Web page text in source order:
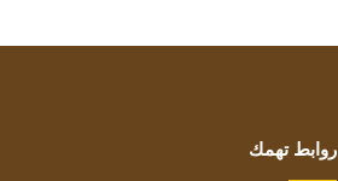
روابط تهمك